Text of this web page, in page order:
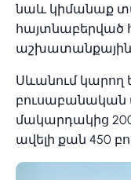
նաև կիմանաք
հայտնաբերված
աշխատանքային
Սևանում կարող
բուսաբանական
մակարդակից
ավելի քան 450